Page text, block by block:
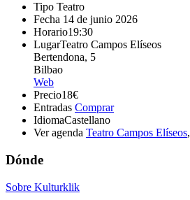
Tipo Teatro
Fecha 14 de junio 2026
Horario19:30
LugarTeatro Campos Elíseos
Bertendona, 5
Bilbao
Web
Precio18€
Entradas Comprar
IdiomaCastellano
Ver agenda Teatro Campos Elíseos,
Dónde
Sobre Kulturklik